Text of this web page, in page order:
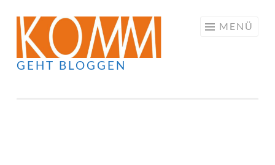
Springe
zum
Inhalt
GEHT BLOGGEN
MENÜ